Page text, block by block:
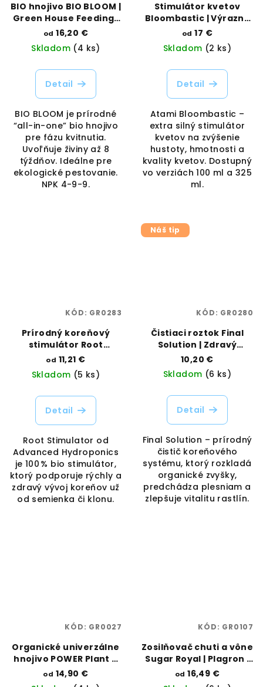
BIO hnojivo BIO BLOOM |
Green House Feeding |
Vaporama
od 16,20 €
Skladom (4 ks)
Detail
BIO BLOOM je prírodné
“all-in-one” bio hnojivo
pre fázu kvitnutia.
Uvoľňuje živiny až 8
týždňov. Ideálne pre
ekologické pestovanie.
NPK 4-9-9.
Stimulátor kvetov
Bloombastic | Výrazné
kvitnutie a vysoká
hustota | Atami |
Vaporama
od 17 €
Skladom (2 ks)
Detail
Atami Bloombastic –
extra silný stimulátor
kvetov na zvýšenie
hustoty, hmotnosti a
kvality kvetov. Dostupný
vo verziách 100 ml a 325
ml.
Prírodný koreňový
stimulátor Root
Stimulator | Advanced
Hydroponics |
Vaporama
od 11,21 €
Skladom (5 ks)
Detail
Root Stimulator od
Advanced Hydroponics
je 100 % bio stimulátor,
ktorý podporuje rýchly a
zdravý vývoj koreňov už
od semienka či klonu.
KÓD: GR0283
Náš tip
Čistiaci roztok Final
Solution | Zdravý
substrát bez
patogénov | Advanced
Hydroponics |
10,20 €
Skladom (6 ks)
Detail
Final Solution – prírodný
čistič koreňového
systému, ktorý rozkladá
organické zvyšky,
predchádza plesniam a
zlepšuje vitalitu rastlín.
KÓD: GR0280
Organické univerzálne
hnojivo POWER Plant –
rast a kvet | Organics
Nutrients | Vaporama
od 14,90 €
KÓD: GR0027
Zosilňovač chuti a vône
Sugar Royal | Plagron |
Vaporama
od 16,49 €
KÓD: GR0107